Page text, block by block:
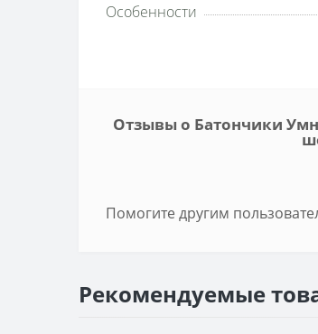
Особенности
Отзывы о Батончики
Помогите другим
Рекомендуемые